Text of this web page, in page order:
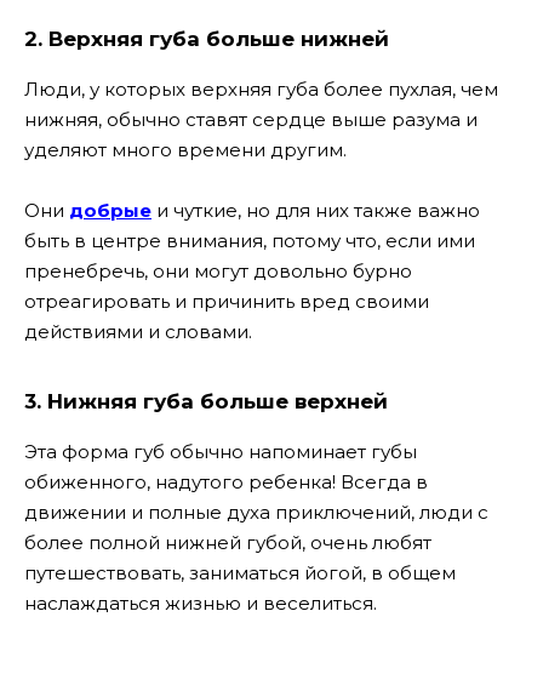
2. Верхняя губа больше нижней
Люди, у которых верхняя губа более пухлая, чем
нижняя, обычно ставят сердце выше разума и
уделяют много времени другим.
Они добрые и чуткие, но для них также важно
быть в центре внимания, потому что, если ими
пренебречь, они могут довольно бурно
отреагировать и причинить вред своими
действиями и словами.
3. Нижняя губа больше верхней
Эта форма губ обычно напоминает губы
обиженного, надутого ребенка! Всегда в
движении и полные духа приключений, люди с
более полной нижней губой, очень любят
путешествовать, заниматься йогой, в общем
наслаждаться жизнью и веселиться.